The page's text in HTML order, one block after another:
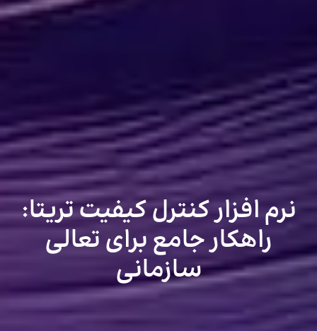
نرم افزار کنترل کیفیت تریتا:
راهکار جامع برای تعالی
سازمانی